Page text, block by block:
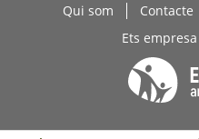
Qui som Contacte
Ets